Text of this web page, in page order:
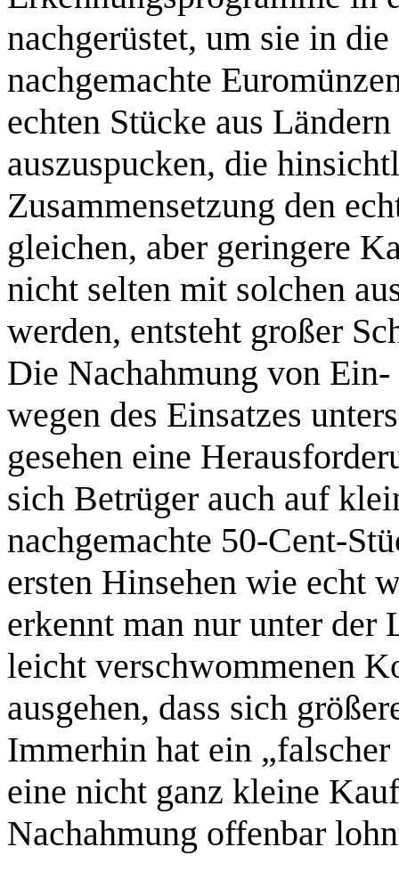
nachgerüstet, um sie in
nachgemachte
echten Stücke aus
auszuspucken, die
Zusammensetzung den
gleichen, aber geringere
nicht selten mit solchen
werden, entsteht großer
Die Nachahmung von
wegen des Einsatzes
gesehen eine
sich Betrüger auch auf
nachgemachte 50-Cent-
ersten Hinsehen wie echt
erkennt man nur unter der
leicht verschwommenen
ausgehen, dass sich
Immerhin hat ein
eine nicht ganz kleine
Nachahmung offenbar